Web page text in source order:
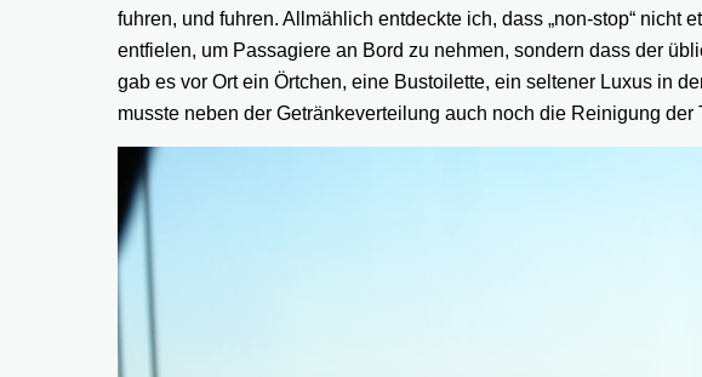
fuhren, und fuhren. Allmählich entdeckte ich, dass „non-stop“
entfielen, um Passagiere an Bord zu nehmen, sondern dass der
gab es vor Ort ein Örtchen, eine Bustoilette, ein seltener Luxus in
musste neben der Getränkeverteilung auch noch die Reinigung